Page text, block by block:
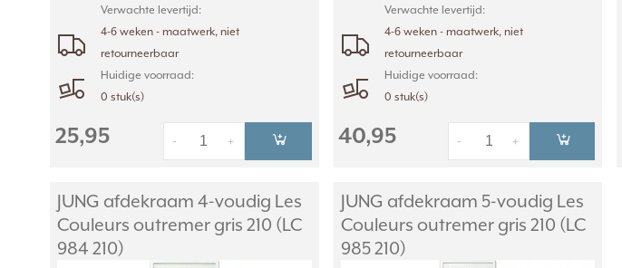
Verwachte levertijd:
4-6 weken - maatwerk, niet
retourneerbaar
Huidige voorraad:
0 stuk(s)
25,95 +
-
Verwachte levertijd:
4-6 weken - maatwerk, niet
retourneerbaar
Huidige voorraad:
0 stuk(s)
40,95 +
-
JUNG afdekraam 4-voudig Les
Couleurs outremer gris 210 (LC
984 210)
JUNG afdekraam 5-voudig Les
Couleurs outremer gris 210 (LC
985 210)